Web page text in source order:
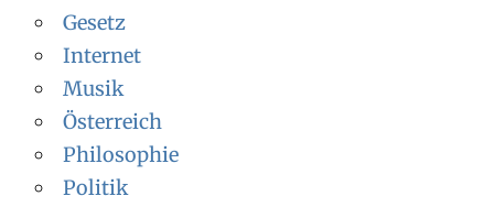
Gesetz
Internet
Musik
Österreich
Philosophie
Politik